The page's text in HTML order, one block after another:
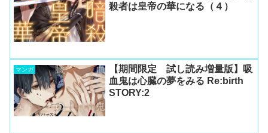
殺者は皇帝の華になる（４）
マンガ
【期間限定 試し読み増量版】吸
血鬼は心臓の夢をみる Re:birth
STORY:2